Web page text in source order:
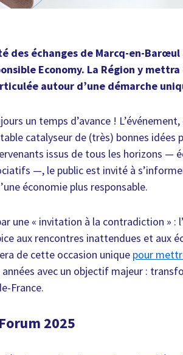
des échanges de Marcq-en-
Economy. La Région y
autour d’une démarche
un temps d’avance !
catalyseur de (très) bonnes idées
issus de tous les horizons —
—, le public est invité à
économie plus responsable.
une « invitation à la contradiction » :
aux rencontres inattendues et aux
de cette occasion unique pour
avec un objectif majeur :
France.
2025